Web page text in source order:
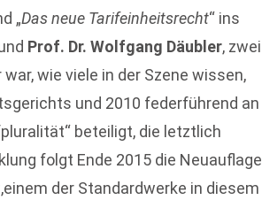
„Das neue Tarifeinheitsrecht“ ins
Prof. Dr. Wolfgang Däubler, zwei
wie viele in der Szene wissen,
und 2010 federführend an
beteiligt, die letztlich
folgt Ende 2015 die Neuauflage
der Standardwerke in diesem